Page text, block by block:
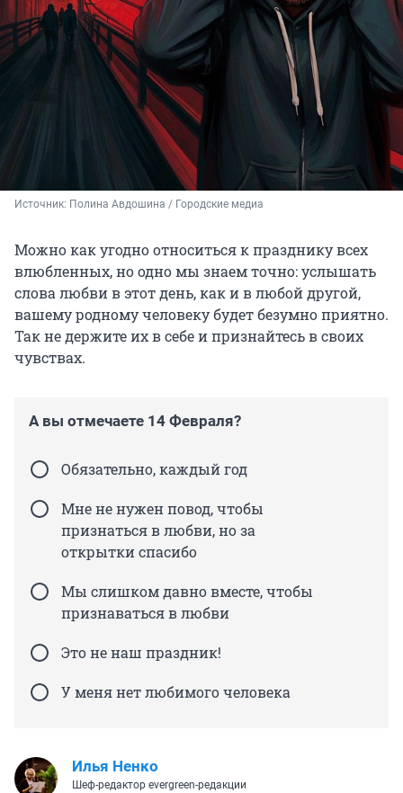
Источник: Полина Авдошина / Городские медиа
Можно как угодно относиться к празднику всех
влюбленных, но одно мы знаем точно: услышать
слова любви в этот день, как и в любой другой,
вашему родному человеку будет безумно приятно.
Так не держите их в себе и признайтесь в своих
чувствах.
А вы отмечаете 14 Февраля?
Обязательно, каждый год
Мне не нужен повод, чтобы
признаться в любви, но за
открытки спасибо
Мы слишком давно вместе, чтобы
признаваться в любви
Это не наш праздник!
У меня нет любимого человека
Илья Ненко
Шеф-редактор evergreen-редакции